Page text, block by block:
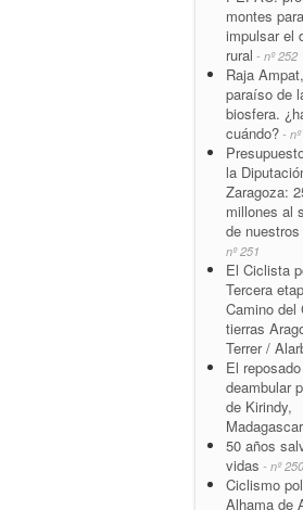
montes para
impulsar el
rural - nº 252
Raja
paraíso de
biosfera.
cuándo? -
la
Zaragoza:
millones al
de
nº 251
El Ciclista
Tercera
Camino del
tierras
Terrer /
El reposado
deambular
de Kirindy,
50 años
vidas - nº 250
Ciclismo
Alhama de